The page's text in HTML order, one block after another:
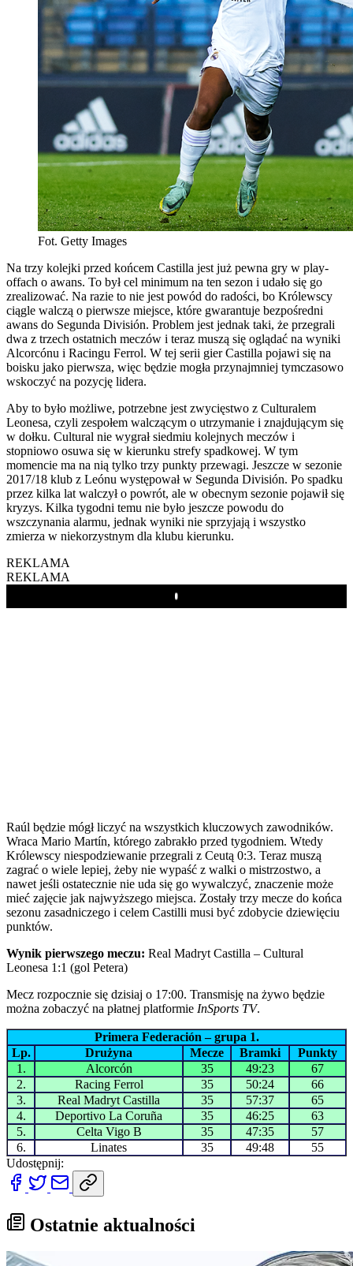
Fot. Getty Images
Na trzy kolejki przed końcem Castilla jest już pewna gry w play-
offach o awans. To był cel minimum na ten sezon i udało się go
zrealizować. Na razie to nie jest powód do radości, bo Królewscy
ciągle walczą o pierwsze miejsce, które gwarantuje bezpośredni
awans do Segunda División. Problem jest jednak taki, że przegrali
dwa z trzech ostatnich meczów i teraz muszą się oglądać na wyniki
Alcorcónu i Racingu Ferrol. W tej serii gier Castilla pojawi się na
boisku jako pierwsza, więc będzie mogła przynajmniej tymczasowo
wskoczyć na pozycję lidera.
Aby to było możliwe, potrzebne jest zwycięstwo z Culturalem
Leonesa, czyli zespołem walczącym o utrzymanie i znajdującym się
w dołku. Cultural nie wygrał siedmiu kolejnych meczów i
stopniowo osuwa się w kierunku strefy spadkowej. W tym
momencie ma na nią tylko trzy punkty przewagi. Jeszcze w sezonie
2017/18 klub z Leónu występował w Segunda División. Po spadku
przez kilka lat walczył o powrót, ale w obecnym sezonie pojawił się
kryzys. Kilka tygodni temu nie było jeszcze powodu do
wszczynania alarmu, jednak wyniki nie sprzyjają i wszystko
zmierza w niekorzystnym dla klubu kierunku.
REKLAMA
REKLAMA
Play
Raúl będzie mógł liczyć na wszystkich kluczowych zawodników.
Wraca Mario Martín, którego zabrakło przed tygodniem. Wtedy
Królewscy niespodziewanie przegrali z Ceutą 0:3. Teraz muszą
zagrać o wiele lepiej, żeby nie wypaść z walki o mistrzostwo, a
nawet jeśli ostatecznie nie uda się go wywalczyć, znaczenie może
mieć zajęcie jak najwyższego miejsca. Zostały trzy mecze do końca
sezonu zasadniczego i celem Castilli musi być zdobycie dziewięciu
punktów.
Wynik pierwszego meczu: Real Madryt Castilla – Cultural
Leonesa 1:1 (gol Petera)
Mecz rozpocznie się dzisiaj o 17:00. Transmisję na żywo będzie
można zobaczyć na płatnej platformie InSports TV.
Primera Federación – grupa 1.
Lp.
Drużyna Mecze Bramki
Punkty
1.
Alcorcón 35 49:23
67
2.
Racing Ferrol 35 50:24
66
3.
Real Madryt Castilla 35 57:37
65
4.
Deportivo La Coruña 35 46:25
63
5.
Celta Vigo B 35 47:35
57
6.
Linates 35 49:48
55
Udostępnij:
Ostatnie aktualności